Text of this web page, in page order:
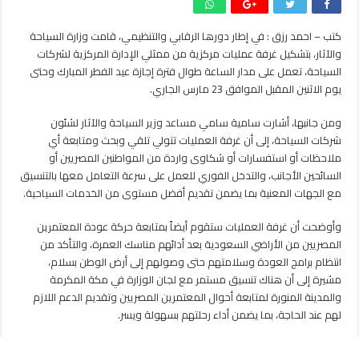
السياحة
تتابع
تلقي
والسائحين
والتعامل
مغلقة
كتب – احمد رزق : في إطار دورها الرقابي والتنظيمي، قامت وزارة السياحة
والآثار، بتشكيل غرفة عمليات مركزية من ممثلي الإدارة المركزية لشركات
السياحة، تعمل على مدار الساعة طوال فترة إجازة عيد الفطر المبارك وحتى
يوم الاثنين المقبل الموافق 23 مارس الجاري.
ومن جانبها، أشارت سامية سامي مساعد وزير السياحة والآثار لشئون
شركات السياحة، إلى أن غرفة العمليات تتولي تلقي وبحث ومتابعة أي
ملاحظات أو استفسارات أو شكاوى واردة من المواطنين المصريين أو
السائحين الأجانب، والتدخل الفوري للعمل على سرعة التعامل معها بالتنسيق
مع الجهات المعنية بما يضمن تقديم أفضل مستوى من الخدمات السياحية.
وأوضحت أن غرفة العمليات ستقوم أيضاً بمتابعة حركة عودة المعتمرين
المصريين من الأراضي السعودية بعد أدائهم مناسك العمرة، والتأكد من
انتظام برامج العودة وسلامتهم حتى وصولهم إلى أرض الوطن بسلام،
مشيرة إلى أن هناك تنسيق مستمر مع لجان الوزارة في مكة المكرمة
والمدينة المنورة لمتابعة أحوال المعتمرين المصريين وتقديم الدعم اللازم
لهم عند الحاجة، بما يضمن أداء رحلتهم بسهولة ويسر.